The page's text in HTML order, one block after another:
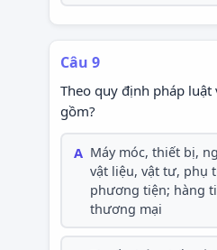
Câu 9
Theo quy định pháp luật
gồm?
A Máy móc, thiết bị,
vật liệu, vật tư, phụ
phương tiện; hàng
thương mại